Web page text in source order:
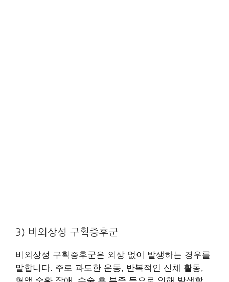
3) 비외상성 구획증후군
비외상성 구획증후군은 외상 없이 발생하는 경우를
말합니다. 주로 과도한 운동, 반복적인 신체 활동,